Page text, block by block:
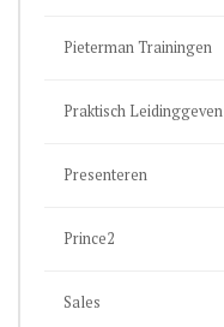
Pieterman Trainingen
Praktisch Leidinggeven
Presenteren
Prince2
Sales